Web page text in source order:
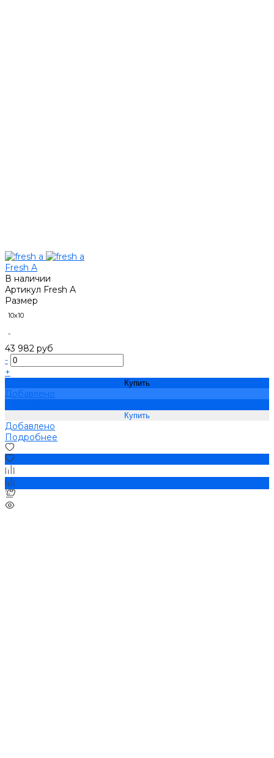
Fresh A
В наличии
Артикул Fresh A
Размер
10х10
-
43 982 руб
-
+
Купить
Добавлено
Добавлено
Подробнее